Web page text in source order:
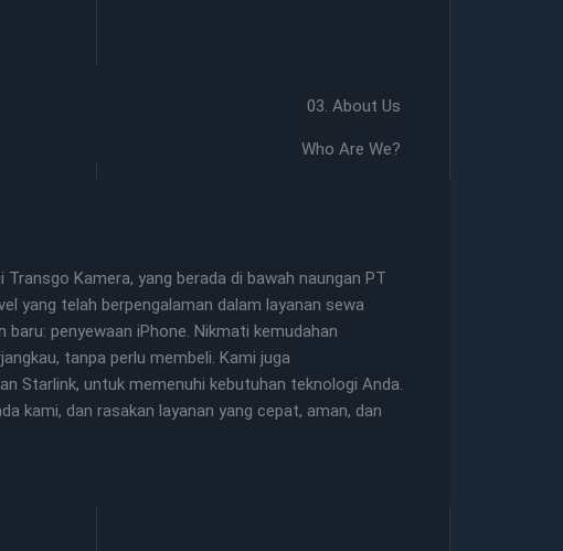
03. About Us
Who Are We?
Kamera, yang berada di bawah naungan PT
yang telah berpengalaman dalam layanan sewa
penyewaan iPhone. Nikmati kemudahan
tanpa perlu membeli. Kami juga
Starlink, untuk memenuhi kebutuhan teknologi Anda.
kami, dan rasakan layanan yang cepat, aman, dan